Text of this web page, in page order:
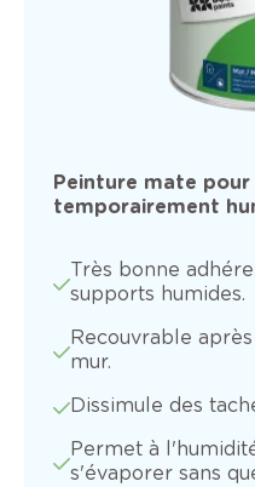
Peinture mate
temporairement
Très bonne
supports humides.
Recouvrable
mur.
Dissimule des
Permet à
s'évaporer sans